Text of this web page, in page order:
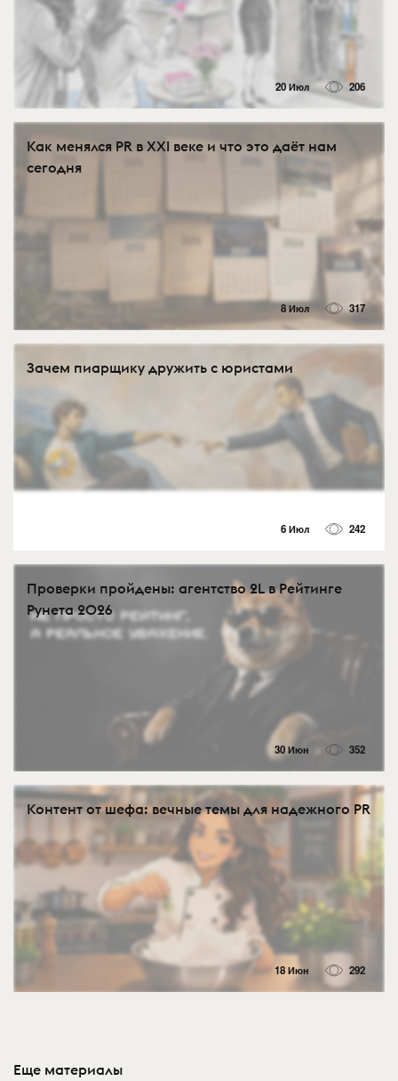
20 Июл 206
Как менялся PR в XXI веке и что это даёт нам
сегодня
8 Июл 317
Зачем пиарщику дружить с юристами
6 Июл 242
Проверки пройдены: агентство 2L в Рейтинге
Рунета 2026
30 Июн 352
Контент от шефа: вечные темы для надежного PR
18 Июн 292
Еще материалы